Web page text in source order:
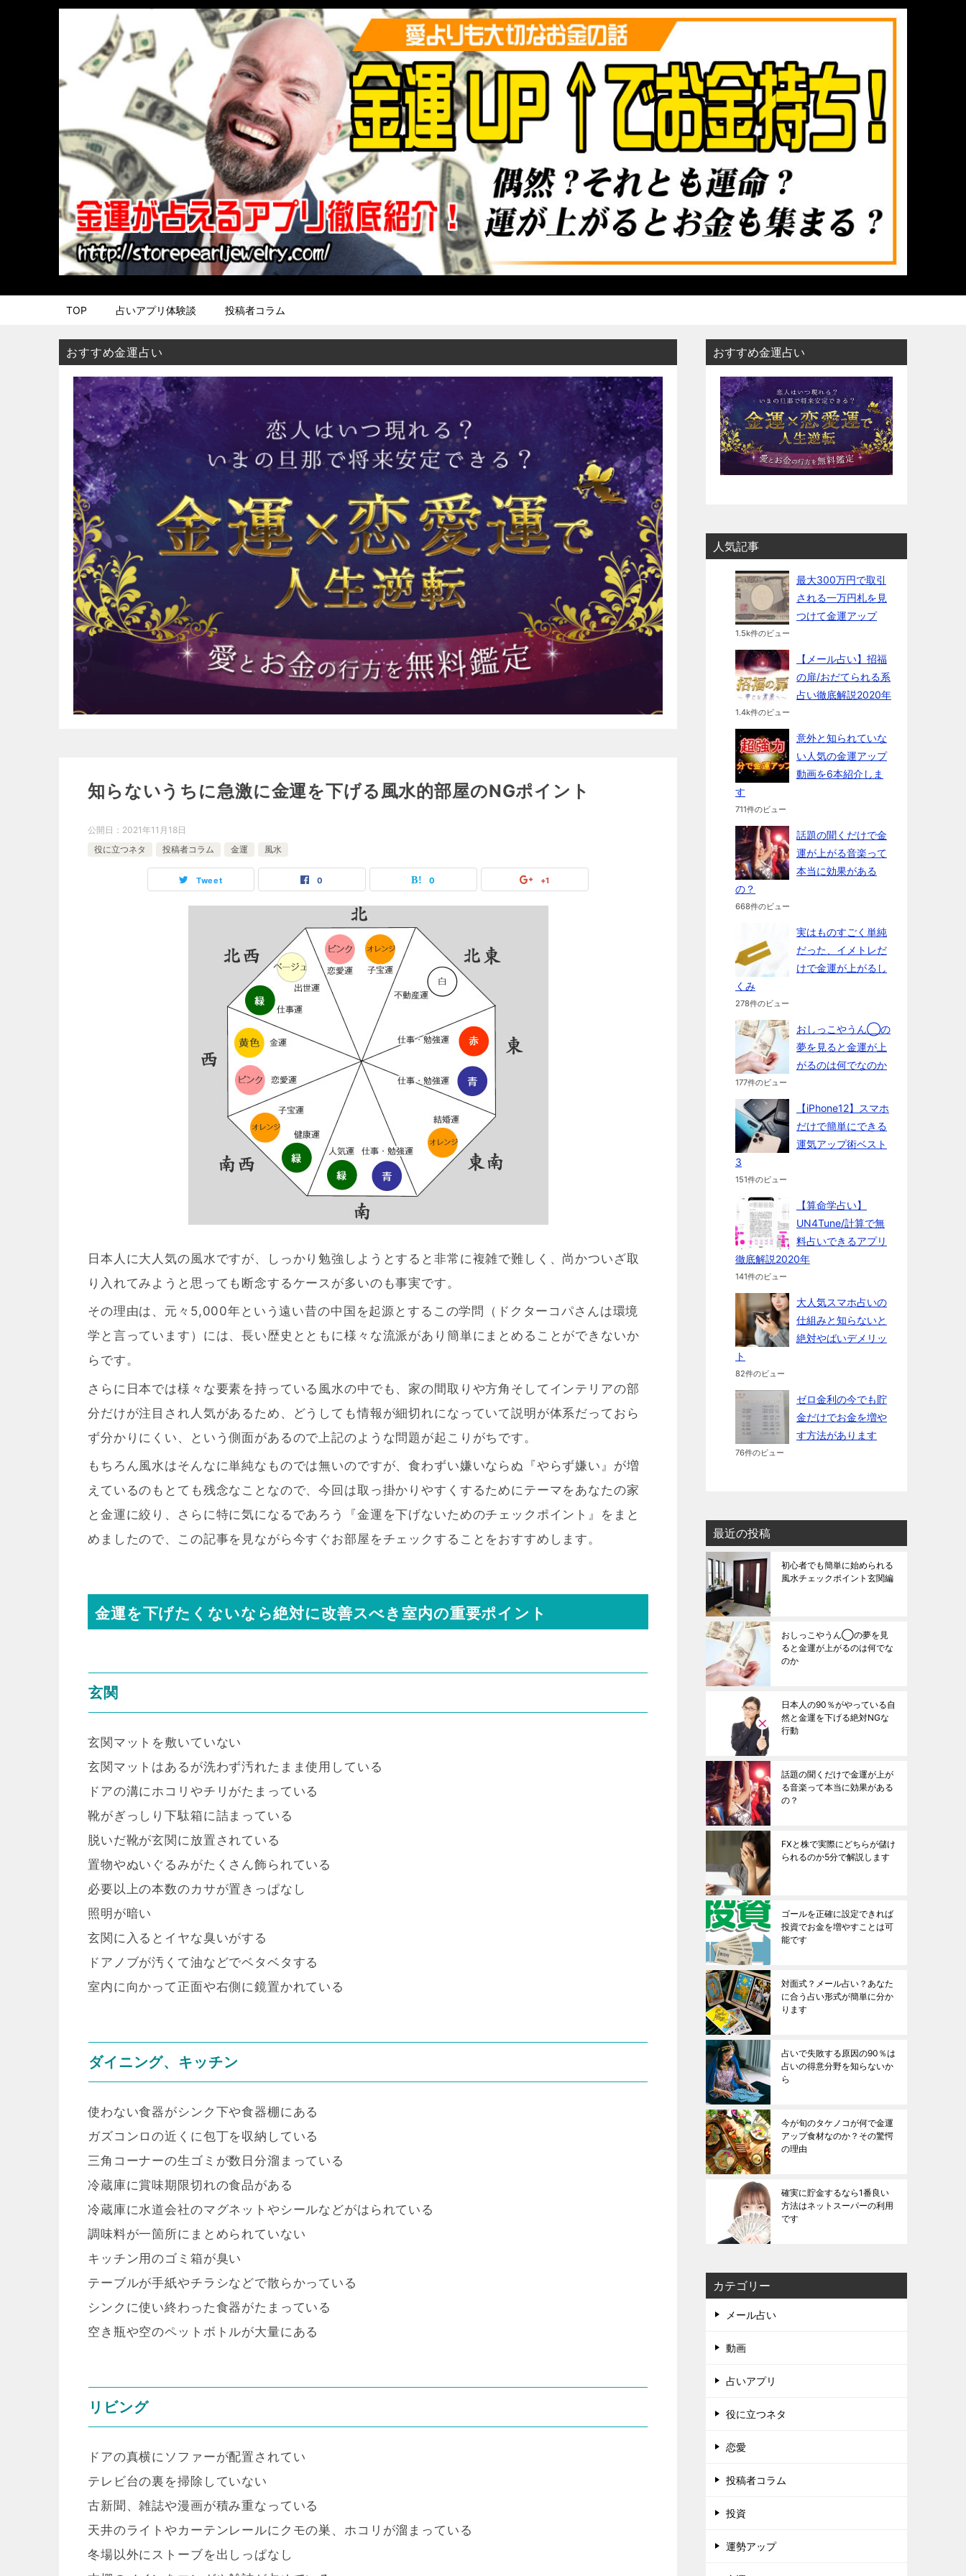
TOP 占いアプリ体験談 投稿者コラム
おすすめ金運占い
知らないうちに急激に金運を下げる風水的部屋のNGポイント
公開日： 2021年11月18日
役に立つネタ
投稿者コラム 金運 風水
Tweet 0 0 +1
日本人に大人気の風水ですが、しっかり勉強しようとすると非常に複雑で難しく、尚かついざ取
り入れてみようと思っても断念するケースが多いのも事実です。
その理由は、元々5,000年という遠い昔の中国を起源とするこの学問（ドクターコパさんは環境
学と言っています）には、長い歴史とともに様々な流派があり簡単にまとめることができないか
らです。
さらに日本では様々な要素を持っている風水の中でも、家の間取りや方角そしてインテリアの部
分だけが注目され人気があるため、どうしても情報が細切れになっていて説明が体系だっておら
ず分かりにくい、という側面があるので上記のような問題が起こりがちです。
もちろん風水はそんなに単純なものでは無いのですが、食わずい嫌いならぬ『やらず嫌い』が増
えているのもとても残念なことなので、今回は取っ掛かりやすくするためにテーマをあなたの家
と金運に絞り、さらに特に気になるであろう『金運を下げないためのチェックポイント』をまと
めましたので、この記事を見ながら今すぐお部屋をチェックすることをおすすめします。
金運を下げたくないなら絶対に改善スべき室内の重要ポイント
玄関
玄関マットを敷いていない
玄関マットはあるが洗わず汚れたまま使用している
ドアの溝にホコリやチリがたまっている
靴がぎっしり下駄箱に詰まっている
脱いだ靴が玄関に放置されている
置物やぬいぐるみがたくさん飾られている
必要以上の本数のカサが置きっぱなし
照明が暗い
玄関に入るとイヤな臭いがする
ドアノブが汚くて油などでベタベタする
室内に向かって正面や右側に鏡置かれている
ダイニング、キッチン
使わない食器がシンク下や食器棚にある
ガズコンロの近くに包丁を収納している
三角コーナーの生ゴミが数日分溜まっている
冷蔵庫に賞味期限切れの食品がある
冷蔵庫に水道会社のマグネットやシールなどがはられている
調味料が一箇所にまとめられていない
キッチン用のゴミ箱が臭い
テーブルが手紙やチラシなどで散らかっている
シンクに使い終わった食器がたまっている
空き瓶や空のペットボトルが大量にある
リビング
ドアの真横にソファーが配置されてい
テレビ台の裏を掃除していない
古新聞、雑誌や漫画が積み重なっている
天井のライトやカーテンレールにクモの巣、ホコリが溜まっている
冬場以外にストーブを出しっぱなし
おすすめ金運占い
人気記事
最大300万円で取引
される一万円札を見
つけて金運アップ
1.5k件のビュー
【メール占い】招福
の扉/おだてられる系
占い徹底解説2020年
1.4k件のビュー
意外と知られていな
い人気の金運アップ
動画を6本紹介しま
す
711件のビュー
話題の聞くだけで金
運が上がる音楽って
本当に効果がある
の？
668件のビュー
実はものすごく単純
だった、イメトレだ
けで金運が上がるし
くみ
278件のビュー
おしっこやうん◯の
夢を見ると金運が上
がるのは何でなのか
177件のビュー
【iPhone12】スマホ
だけで簡単にできる
運気アップ術ベスト
3
151件のビュー
【算命学占い】
UN4Tune/計算で無
料占いできるアプリ
徹底解説2020年
141件のビュー
大人気スマホ占いの
仕組みと知らないと
絶対やばいデメリッ
ト
82件のビュー
ゼロ金利の今でも貯
金だけでお金を増や
す方法があります
76件のビュー
最近の投稿
初心者でも簡単に始められる
風水チェックポイント玄関編
おしっこやうん◯の夢を見
ると金運が上がるのは何でな
のか
日本人の90％がやっている自
然と金運を下げる絶対NGな
行動
話題の聞くだけで金運が上が
る音楽って本当に効果がある
の？
FXと株で実際にどちらが儲け
られるのか5分で解説します
ゴールを正確に設定できれば
投資でお金を増やすことは可
能です
対面式？メール占い？あなた
に合う占い形式が簡単に分か
ります
占いで失敗する原因の90％は
占いの得意分野を知らないか
ら
今が旬のタケノコが何で金運
アップ食材なのか？その驚愕
の理由
確実に貯金するなら1番良い
方法はネットスーパーの利用
です
カテゴリー
メール占い
動画
占いアプリ
役に立つネタ
恋愛
投稿者コラム
投資
運勢アップ